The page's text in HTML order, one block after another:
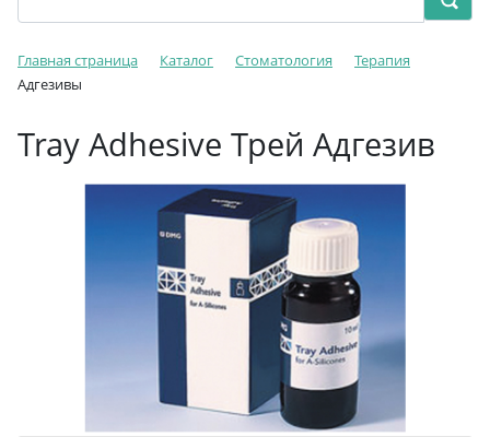
Главная страница Каталог Стоматология
Терапия
Адгезивы
Tray Adhesive Трей Адгезив